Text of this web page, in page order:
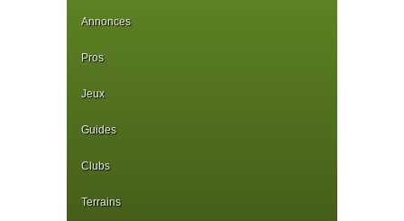
Annonces
Pros
Jeux
Guides
Clubs
Terrains